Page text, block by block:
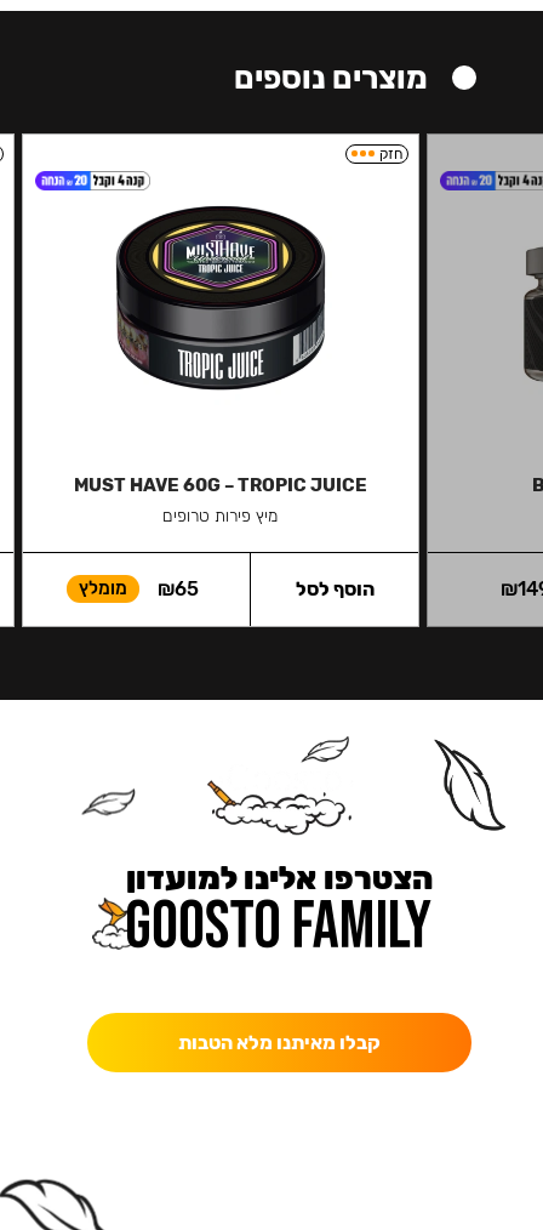
מוצרים נוספים
₪
חזק
MUST HAVE 60G – TROPIC JUICE
מיץ פירות טרופים
₪65 מומלץ הוסף לסל
הצטרפו אלינו למועדון
קבלו מאיתנו מלא הטבות